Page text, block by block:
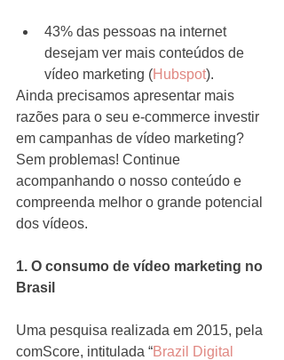
43% das pessoas na internet
desejam ver mais conteúdos de
vídeo marketing (Hubspot).
Ainda precisamos apresentar mais
razões para o seu e-commerce investir
em campanhas de vídeo marketing?
Sem problemas! Continue
acompanhando o nosso conteúdo e
compreenda melhor o grande potencial
dos vídeos.
1. O consumo de vídeo marketing no
Brasil
Uma pesquisa realizada em 2015, pela
comScore, intitulada “Brazil Digital